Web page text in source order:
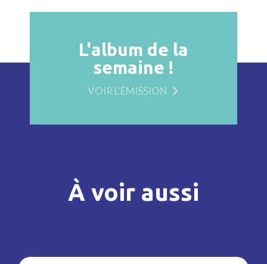
L'album de la
semaine !
VOIR L'ÉMISSION
À voir aussi